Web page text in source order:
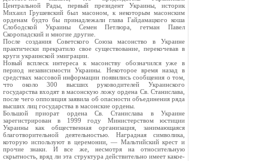
Центральной Рады, первый президент Украины, историк
Михаил Грушевский был масоном, к некоторым масонским
орденам будто бы принадлежали глава Гайдамацкого коша
Слободской Украины Семен Петлюра, гетман Павел
Скоропадский и многие другие.
После создания Советского Союза масонство в Украине
практически прекратило свое существование, перекочевав в
круги украинской эмиграции.
Новый всплеск интереса к масонству обозначился уже в
период независимости Украины. Некоторое время назад в
средствах массовой информации появились сообщения о том,
что около 300 высших руководителей Украинского
государства входят в масонскую ложу ордена Св. Станислава,
после чего оппозиция заявила об опасности объединения ряда
высших лиц государства в масонские ордены.
Большой приорат ордена Св. Станислава в Украине
зарегистрирован в 1999 году Министерством юстиции
Украины как общественная организация, занимающаяся
благотворительной деятельностью. Наградная символика,
которую используют в церемонии, — Мальтийский крест и
прочие знаки. И все же, несмотря на относительную
скрытность, вряд ли эта структура действительно имеет какое-